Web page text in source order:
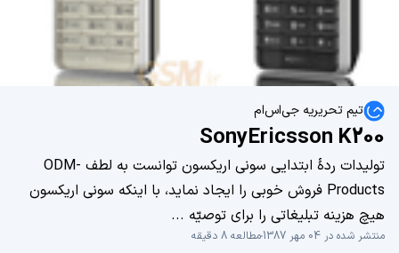
تیم تحریریه جی‌اس‌ام
SonyEricsson K200
تولیدات ردۀ ابتدایی سونی اریکسون توانست به لطف ODM-
Products فروش خوبی را ایجاد نماید، با اینکه سونی اریکسون
هیچ هزینه تبلیغاتی را برای توصیّه ...
منتشر شده در 04 مهر 1387
مطالعه 8 دقیقه